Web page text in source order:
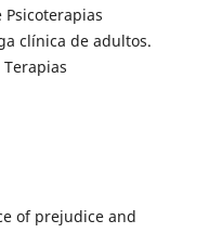
clínica de adultos.
of prejudice and